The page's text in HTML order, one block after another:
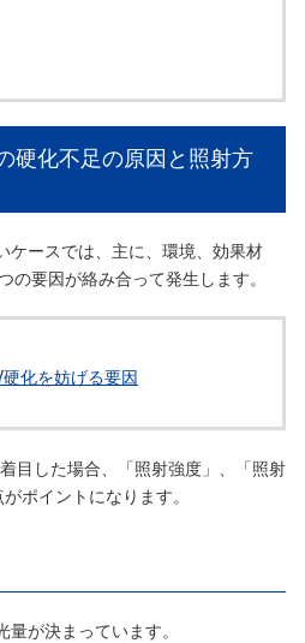
硬化不足の原因と照射方
ケースでは、主に、環境、効果材
要因が絡み合って発生します。
化を妨げる要因
目した場合、「照射強度」、「照射
ポイントになります。
が決まっています。